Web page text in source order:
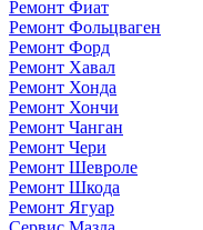
Ремонт Фиат
Ремонт Фольцваген
Ремонт Форд
Ремонт Хавал
Ремонт Хонда
Ремонт Хончи
Ремонт Чанган
Ремонт Чери
Ремонт Шевроле
Ремонт Шкода
Ремонт Ягуар